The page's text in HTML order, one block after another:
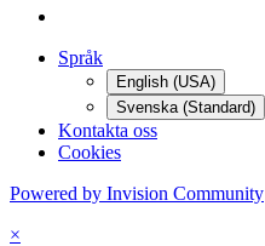
Språk
English (USA)
Svenska (Standard)
Kontakta oss
Cookies
Powered by Invision Community
×